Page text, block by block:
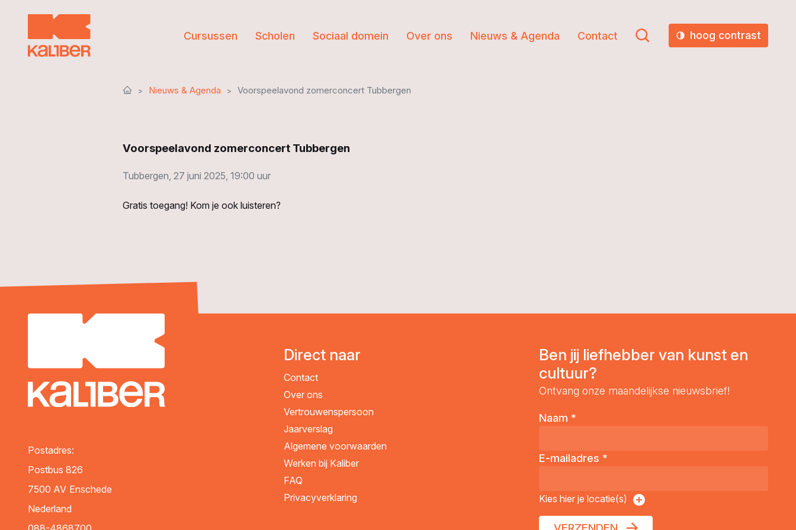
Cursussen Scholen Sociaal domein Over ons Nieuws & Agenda Contact hoog contrast
Nieuws & Agenda Voorspeelavond zomerconcert Tubbergen
Voorspeelavond zomerconcert Tubbergen
Tubbergen, 27 juni 2025, 19:00 uur
Gratis toegang! Kom je ook luisteren?
Postadres:
Postbus 826
7500 AV Enschede
Nederland
Direct naar
Contact
Over ons
Vertrouwenspersoon
Jaarverslag
Algemene voorwaarden
Werken bij Kaliber
FAQ
Privacyverklaring
Ben jij liefhebber van kunst en
cultuur?
Ontvang onze maandelijkse nieuwsbrief!
Naam *
E-mailadres *
Kies hier je locatie(s)